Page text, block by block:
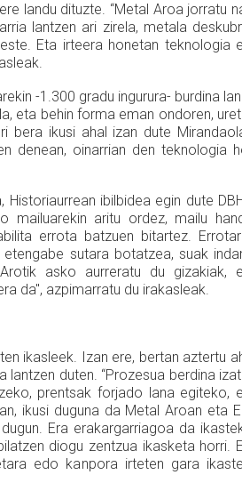
landu dituzte. “Metal Aroa jorratu
lantzen ari zirela, metala
Eta irteera honetan teknologia
-1.300 gradu ingurura- burdina
eta behin forma eman ondoren,
bera ikusi ahal izan dute
denean, oinarrian den teknologia
ibilbidea egin dute
mailuarekin aritu ordez, mailu
errota batzuen bitartez.
sutara botatzea, suak
asko aurreratu du gizakiak,
da", azpimarratu du irakasleak.
ikasleek. Izan ere, bertan aztertu
duten. “Prozesua berdina
prentsak forjado lana egiteko,
ikusi duguna da Metal Aroan eta
Era erakargarriagoa da
diogu zentzua ikasketa horri.
edo kanpora irteten gara